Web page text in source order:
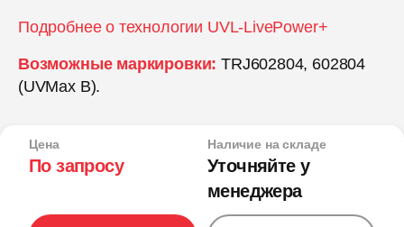
Подробнее о технологии UVL-LivePower+
Возможные маркировки: TRJ602804, 602804
(UVMax B).
Цена
По запросу
Наличие на складе
Уточняйте у
менеджера